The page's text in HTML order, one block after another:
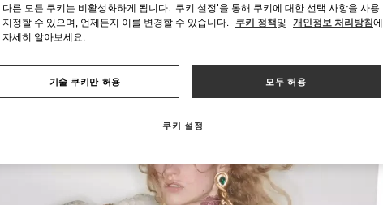
신제품
다른 모든 쿠키는 비활성화하게 됩니다. '쿠키 설정'을 통해 쿠키에 대한 선택 사항을 사용
지정할 수 있으며, 언제든지 이를 변경할 수 있습니다.
쿠키 정책및 개인정보 처리방침에
자세히 알아보세요.
기술 쿠키만 허용 모두 허용
쿠키 설정